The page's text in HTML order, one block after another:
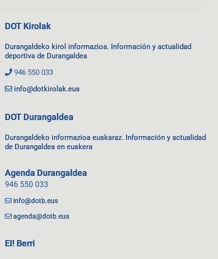
DOT Kirolak
Durangaldeko kirol informazioa. Información y actualidad
deportiva de Durangaldea
946 550 033
info@dotkirolak.eus
DOT Durangaldea
Durangaldeko informazioa euskaraz. Información y actualidad
de Durangaldea en euskera
Agenda Durangaldea
946 550 033
info@dotb.eus
agenda@dotb.eus
EI! Berri